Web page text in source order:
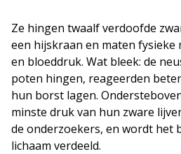
Ze hingen twaalf verdoofde
een hijskraan en maten
en bloeddruk. Wat bleek: de
poten hingen, reageerden
hun borst lagen.
minste druk van hun zware
de onderzoekers, en wordt het
lichaam verdeeld.